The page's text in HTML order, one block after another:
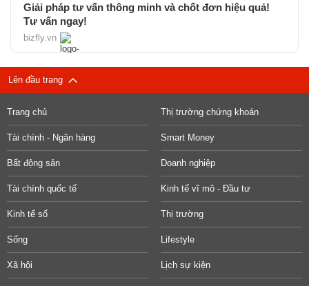
Giải pháp tư vấn thông minh và chốt đơn hiệu quả!
Tư vấn ngay!
bizfly.vn
Lên đầu trang
Trang chủ Thị trường chứng khoán
Tài chính - Ngân hàng Smart Money
Bất động sản Doanh nghiệp
Tài chính quốc tế Kinh tế vĩ mô - Đầu tư
Kinh tế số Thị trường
Sống Lifestyle
Xã hội Lịch sự kiện